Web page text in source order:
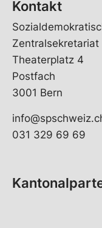
Kontakt
Zentralsekretariat
Theaterplatz 4
Postfach
3001 Bern
031 329 69 69